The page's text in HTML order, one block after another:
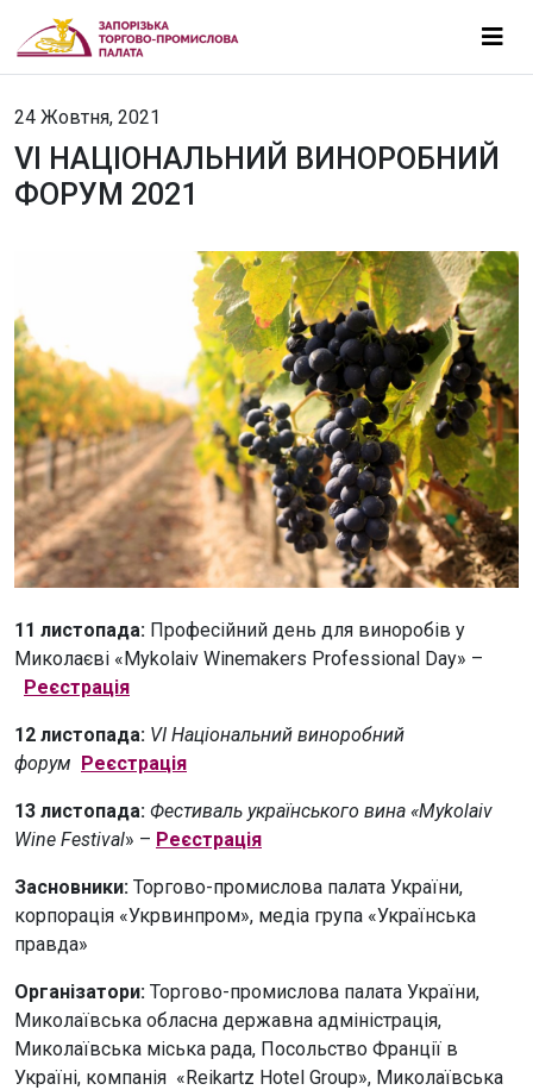
24 Жовтня, 2021
VI НАЦІОНАЛЬНИЙ ВИНОРОБНИЙ
ФОРУМ 2021
11 листопада: Професійний день для виноробів у
Миколаєві «Mykolaiv Winemakers Рrofessional Day» –
Реєстрація
12 листопада: VI Національний виноробний
форум Реєстрація
13 листопада: Фестиваль українського вина «Mykolaiv
Wine Festival» – Реєстрація
Засновники: Торгово-промислова палата України,
корпорація «Укрвинпром», медіа група «Українська
правда»
Організатори: Торгово-промислова палата України,
Миколаївська обласна державна адміністрація,
Миколаївська міська рада, Посольство Франції в
Україні, компанія «Reikartz Hotel Group», Миколаївська